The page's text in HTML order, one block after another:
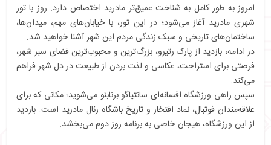
امروز به طور کامل به شناخت عمیق‌تر مادرید اختصاص دارد. روز با تور
شهری مادرید آغاز می‌شود؛ در این تور، با خیابان‌های مهم، میدان‌ها،
ساختمان‌های تاریخی و سبک زندگی مردم این شهر آشنا خواهید شد.
در ادامه، بازدید از پارک رتيرو، بزرگ‌ترین و محبوب‌ترین فضای سبز شهر،
فرصتی برای استراحت، عکاسی و لذت بردن از طبیعت در دل شهر فراهم
می‌کند.
سپس راهی ورزشگاه افسانه‌ای سانتیاگو برنابئو می‌شوید؛ مکانی که برای
علاقه‌مندان فوتبال، نماد افتخار و تاریخ باشگاه رئال مادرید است. بازدید
از این ورزشگاه، هیجان خاصی به برنامه روز دوم می‌بخشد.